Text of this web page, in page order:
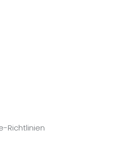
Richtlinien